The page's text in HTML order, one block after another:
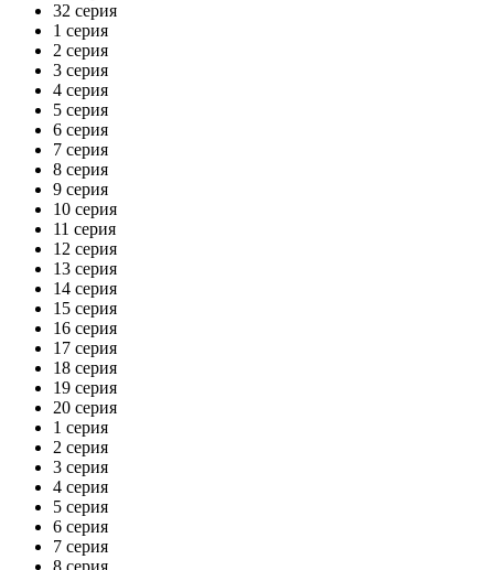
32 серия
1 серия
2 серия
3 серия
4 серия
5 серия
6 серия
7 серия
8 серия
9 серия
10 серия
11 серия
12 серия
13 серия
14 серия
15 серия
16 серия
17 серия
18 серия
19 серия
20 серия
1 серия
2 серия
3 серия
4 серия
5 серия
6 серия
7 серия
8 серия